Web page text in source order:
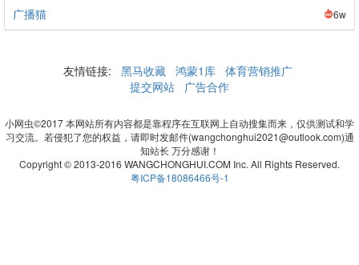
广播猫 6w
友情链接: 黑马收藏 鸿蒙1库 体育营销推广
提交网站
广告合作
小网虫©2017 本网站所有内容都是靠程序在互联网上自动搜集而来，仅供测试和学
习交流。若侵犯了您的权益，请即时发邮件(wangchonghui2021@outlook.com)通
知站长 万分感谢！
Copyright © 2013-2016 WANGCHONGHUI.COM Inc. All Rights Reserved.
粤ICP备18086466号-1